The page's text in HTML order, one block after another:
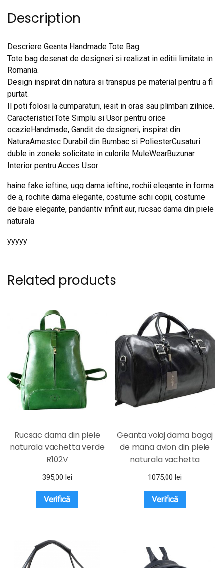
Description
Descriere Geanta Handmade Tote Bag
Tote bag desenat de designeri si realizat in editii limitate in
Romania.
Design inspirat din natura si transpus pe material pentru a fi
purtat.
Il poti folosi la cumparaturi, iesit in oras sau plimbari zilnice.
Caracteristici:Tote Simplu si Usor pentru orice
ocazieHandmade, Gandit de designeri, inspirat din
NaturaAmestec Durabil din Bumbac si PoliesterCusaturi
duble in zonele solicitate in culorile MuleWearBuzunar
Interior pentru Acces Usor
haine fake ieftine, ugg dama ieftine, rochii elegante in forma
de a, rochite dama elegante, costume schi copii, costume
de baie elegante, pandantiv infinit aur, rucsac dama din piele
naturala
yyyyy
Related products
Rucsac dama din piele
naturala vachetta verde
R102V
395,00 lei
Verifică
Geanta voiaj dama bagaj
de mana avion din piele
naturala vachetta
neagra FGVD117
1075,00lei
Verifică